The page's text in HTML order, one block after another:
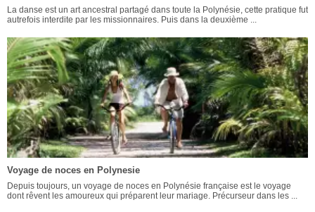
La danse est un art ancestral partagé dans toute la Polynésie, cette pratique fut
autrefois interdite par les missionnaires. Puis dans la deuxième ...
Voyage de noces en Polynesie
Depuis toujours, un voyage de noces en Polynésie française est le voyage
dont rêvent les amoureux qui préparent leur mariage. Précurseur dans les ...